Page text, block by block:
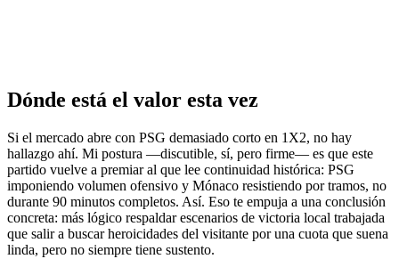
Dónde está el valor esta vez
Si el mercado abre con PSG demasiado corto en 1X2, no hay
hallazgo ahí. Mi postura —discutible, sí, pero firme— es que este
partido vuelve a premiar al que lee continuidad histórica: PSG
imponiendo volumen ofensivo y Mónaco resistiendo por tramos, no
durante 90 minutos completos. Así. Eso te empuja a una conclusión
concreta: más lógico respaldar escenarios de victoria local trabajada
que salir a buscar heroicidades del visitante por una cuota que suena
linda, pero no siempre tiene sustento.